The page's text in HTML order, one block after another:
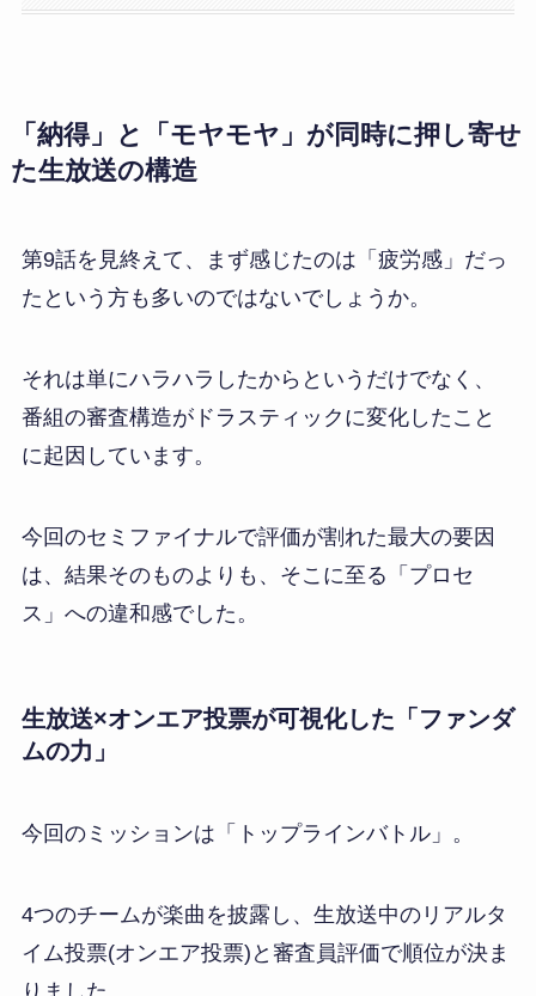
「納得」と「モヤモヤ」が同時に押し寄せ
た生放送の構造
第9話を見終えて、まず感じたのは「疲労感」だっ
たという方も多いのではないでしょうか。
それは単にハラハラしたからというだけでなく、
番組の審査構造がドラスティックに変化したこと
に起因しています。
今回のセミファイナルで評価が割れた最大の要因
は、結果そのものよりも、そこに至る「プロセ
ス」への違和感でした。
生放送×オンエア投票が可視化した「ファンダ
ムの力」
今回のミッションは「トップラインバトル」。
4つのチームが楽曲を披露し、生放送中のリアルタ
イム投票(オンエア投票)と審査員評価で順位が決ま